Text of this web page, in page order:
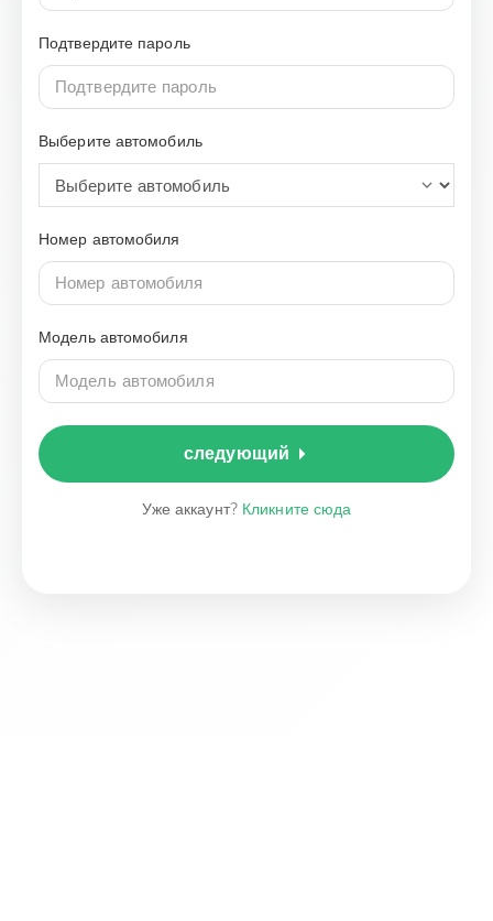
Подтвердите пароль
Выберите автомобиль
Номер автомобиля
Модель автомобиля
следующий
Уже аккаунт? Кликните сюда